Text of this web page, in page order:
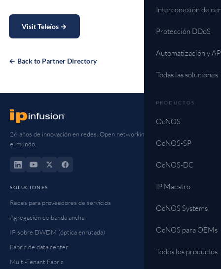
Interconexión de
Protección DDoS
Automatización y
Todas las soluciones
PRODUCTOS
OcNOS
OcNOS-SP
OcNOS-DC
IP Maestro
OcNOS Systems
OcNOS para OEMs
Todos los productos
Visit Teleíos →
← Back to Partner Directory
26 años de innovación en redes. Open networking de operador en todo
el mundo.
SOLUCIONES
Redes para proveedores de servicios
Agregación de banda ancha
IP sobre DWDM (óptica enrutada)
Fabric de data center
Multi-Tenant Fabric